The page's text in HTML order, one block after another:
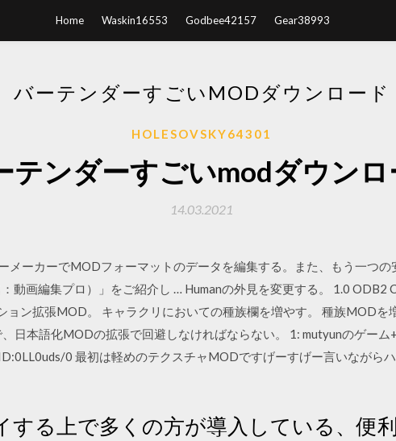
Home Waskin16553 Godbee42157 Gear38993
バーテンダーすごいMODダウンロード
HOLESOVSKY64301
テンダーすごいmodダウンロ
14.03.2021
ーカーでMODフォーマットのデータを編集する。また、もう一つの
動画編集プロ）」をご紹介し … Humanの外見を変更する。 1.0 ODB2
ョン拡張MOD。 キャラクリにおいての種族欄を増やす。 種族MODを
日本語化MODの拡張で回避しなければならない。 1: mutyunのゲーム
0 最初は軽めのテクスチャMODですげーすげー言いながら
する上で多くの方が導入している、便